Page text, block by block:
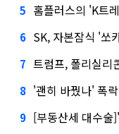
5 홈플러스의 'K트
6 SK, 자본잠식 '쏘
7 트럼프, 폴리실리콘
8 '괜히 바꿨나' 폭락
9 [부동산세 대수